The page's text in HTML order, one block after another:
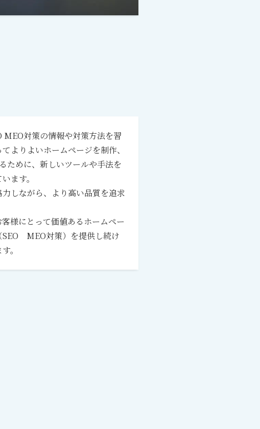
MEO対策の情報や対策方法を習
よりよいホームページを制作、
ために、新しいツールや手法を
ます。
しながら、より高い品質を追求
様にとって価値あるホームペー
SEO MEO対策）を提供し続け
。